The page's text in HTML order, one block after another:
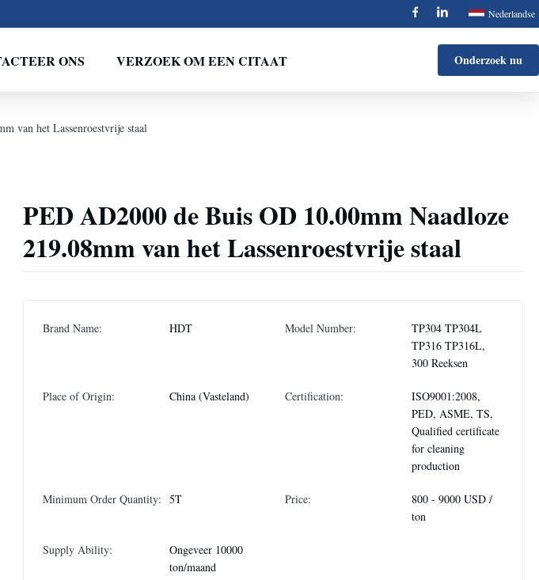
Nederlandse
ONS VERZOEK OM EEN CITAAT Onderzoek nu
van het Lassenroestvrije staal
PED AD2000 de Buis OD 10.00mm Naadloze
219.08mm van het Lassenroestvrije staal
Brand Name: HDT Model Number:
TP304 TP304L
TP316 TP316L,
300 Reeksen
Place of Origin: China (Vasteland) Certification:
ISO9001:2008,
PED, ASME, TS,
Qualified certificate
for cleaning
production
Minimum Order Quantity: 5T Price:
800 - 9000 USD /
ton
Supply Ability:
Ongeveer 10000
ton/maand